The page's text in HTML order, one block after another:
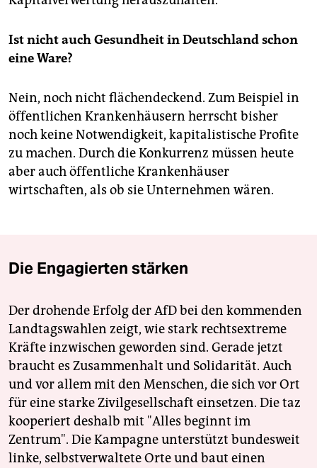
Ist nicht auch Gesundheit in Deutschland schon
eine Ware?
Nein, noch nicht flächendeckend. Zum Beispiel in
öffentlichen Krankenhäusern herrscht bisher
noch keine Notwendigkeit, kapitalistische Profite
zu machen. Durch die Konkurrenz müssen heute
aber auch öffentliche Krankenhäuser
wirtschaften, als ob sie Unternehmen wären.
Die Engagierten stärken
Der drohende Erfolg der AfD bei den kommenden
Landtagswahlen zeigt, wie stark rechtsextreme
Kräfte inzwischen geworden sind. Gerade jetzt
braucht es Zusammenhalt und Solidarität. Auch
und vor allem mit den Menschen, die sich vor Ort
für eine starke Zivilgesellschaft einsetzen. Die taz
kooperiert deshalb mit "Alles beginnt im
Zentrum". Die Kampagne unterstützt bundesweit
linke, selbstverwaltete Orte und baut einen